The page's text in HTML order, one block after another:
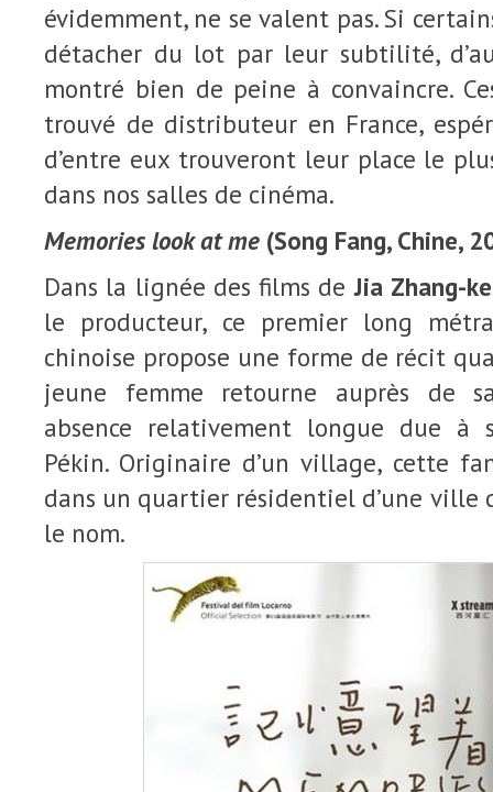
évidemment, ne se valent pas. Si
détacher du lot par leur subtilité,
montré bien de peine à convaincre.
trouvé de distributeur en France,
d’entre eux trouveront leur place le
dans nos salles de cinéma.
Memories look at me (Song Fang, Chine,
Dans la lignée des films deJia Zhang-ke
le producteur, ce premier long
chinoise propose une forme de récit
jeune femme retourne auprès de
absence relativement longue due à
Pékin. Originaire d’un village, cette
dans un quartier résidentiel d’une ville
le nom.